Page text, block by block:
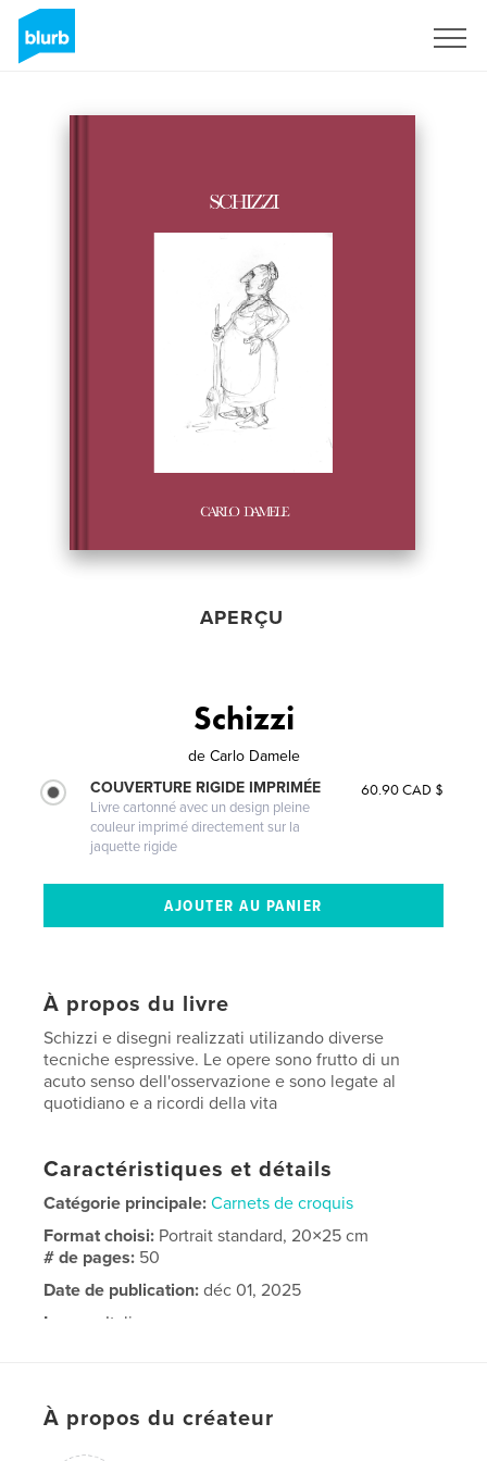
APERÇU
Schizzi
de Carlo Damele
COUVERTURE RIGIDE IMPRIMÉE
Livre cartonné avec un design pleine
couleur imprimé directement sur la
jaquette rigide
60.90 CAD $
À propos du livre
Schizzi e disegni realizzati utilizando diverse
tecniche espressive. Le opere sono frutto di un
acuto senso dell'osservazione e sono legate al
quotidiano e a ricordi della vita
Caractéristiques et détails
Catégorie principale: Carnets de croquis
Format choisi: Portrait standard, 20×25 cm
# de pages: 50
Date de publication: déc 01, 2025
Langue
Italian
À propos du créateur